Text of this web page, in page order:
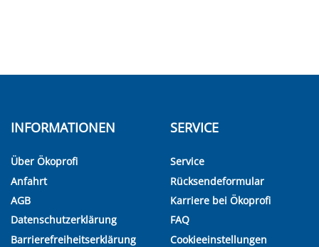
INFORMATIONEN
Über Ökoprofi
Anfahrt
AGB
Datenschutzerklärung
Barrierefreiheitserklärung
SERVICE
Service
Rücksendeformular
Karriere bei Ökoprofi
FAQ
Cookieeinstellungen